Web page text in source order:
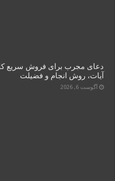
دعای مجرب برای فروش سریع
آیات، روش انجام و فضیلت
آگوست 6, 2026